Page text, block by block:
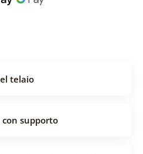
telaio
supporto